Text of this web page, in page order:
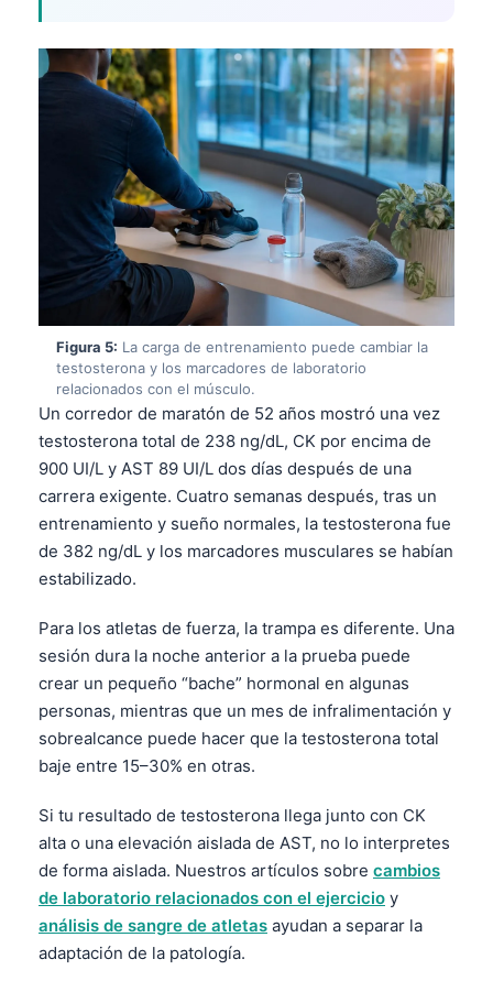
Figura 5: La carga de entrenamiento puede cambiar la
testosterona y los marcadores de laboratorio
relacionados con el músculo.
Un corredor de maratón de 52 años mostró una vez
testosterona total de 238 ng/dL, CK por encima de
900 UI/L y AST 89 UI/L dos días después de una
carrera exigente. Cuatro semanas después, tras un
entrenamiento y sueño normales, la testosterona fue
de 382 ng/dL y los marcadores musculares se habían
estabilizado.
Para los atletas de fuerza, la trampa es diferente. Una
sesión dura la noche anterior a la prueba puede
crear un pequeño “bache” hormonal en algunas
personas, mientras que un mes de infralimentación y
sobrealcance puede hacer que la testosterona total
baje entre 15–30% en otras.
Si tu resultado de testosterona llega junto con CK
alta o una elevación aislada de AST, no lo interpretes
de forma aislada. Nuestros artículos sobre cambios
de laboratorio relacionados con el ejercicio y
análisis de sangre de atletas ayudan a separar la
adaptación de la patología.